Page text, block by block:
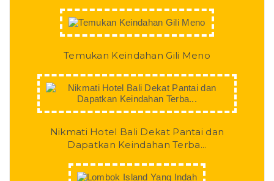
Temukan Keindahan Gili Meno
Nikmati Hotel Bali Dekat Pantai dan
Dapatkan Keindahan Terba...